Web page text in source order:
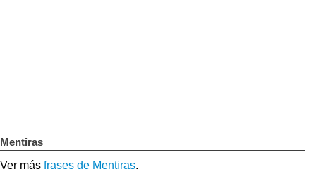
Mentiras
Ver más frases de Mentiras.